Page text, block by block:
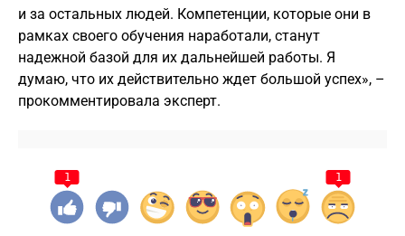
и за остальных людей. Компетенции, которые они в
рамках своего обучения наработали, станут
надежной базой для их дальнейшей работы. Я
думаю, что их действительно ждет большой успех», –
прокомментировала эксперт.
1 1